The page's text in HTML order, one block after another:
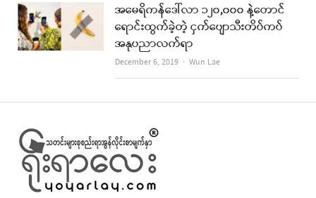
အမေရိကန်ဒေါ်လာ ၁၂၀,၀၀၀ နဲ့တောင်
ရောင်းထွက်ခဲ့တဲ့ ငှက်ပျောသီးတိပ်ကပ်
အနုပညာလက်ရာ
December 6, 2019 Author
Wun Lae